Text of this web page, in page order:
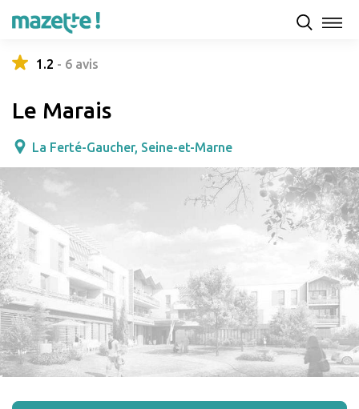
1.2 - 6 avis
Le Marais
La Ferté-Gaucher, Seine-et-Marne